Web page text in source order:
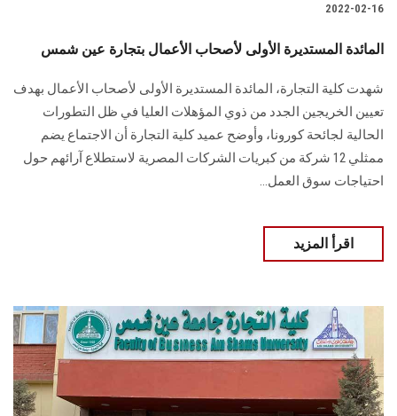
2022-02-16
المائدة المستديرة الأولى لأصحاب الأعمال بتجارة عين شمس
شهدت كلية التجارة، المائدة المستديرة الأولى لأصحاب الأعمال بهدف
تعيين الخريجين الجدد من ذوي المؤهلات العليا في ظل التطورات
الحالية لجائحة كورونا، وأوضح عميد كلية التجارة أن الاجتماع يضم
ممثلي 12 شركة من كبريات الشركات المصرية لاستطلاع آرائهم حول
احتياجات سوق العمل...
اقرأ المزيد